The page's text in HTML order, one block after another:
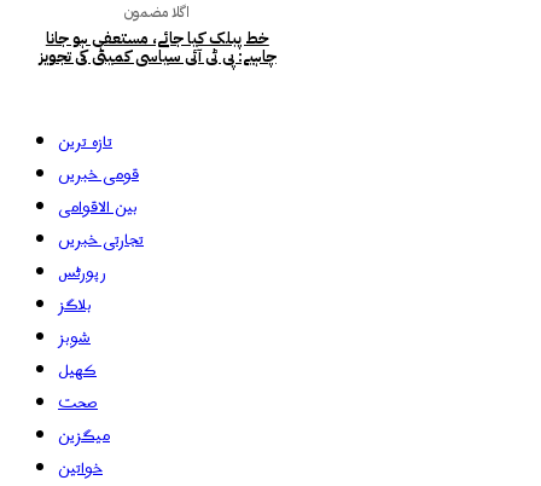
اگلا مضمون
خط پبلک کیا جائے، مستعفی ہو جانا
چاہیے: پی ٹی آئی سیاسی کمیٹی کی تجویز
تازہ ترین
قومی خبریں
بین الاقوامی
تجارتی خبریں
رپورٹس
بلاگز
شوبز
کھیل
صحت
میگزین
خواتین